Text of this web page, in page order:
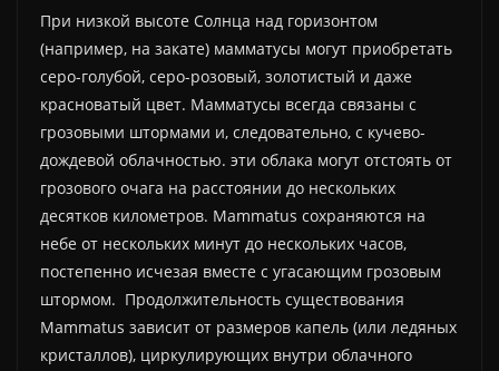
При низкой высоте Солнца над горизонтом
(например, на закате) мамматусы могут приобретать
серо-голубой, серо-розовый, золотистый и даже
красноватый цвет. Мамматусы всегда связаны с
грозовыми штормами и, следовательно, с кучево-
дождевой облачностью. эти облака могут отстоять от
грозового очага на расстоянии до нескольких
десятков километров. Mammatus сохраняются на
небе от нескольких минут до нескольких часов,
постепенно исчезая вместе с угасающим грозовым
штормом. Продолжительность существования
Mammatus зависит от размеров капель (или ледяных
кристаллов), циркулирующих внутри облачного